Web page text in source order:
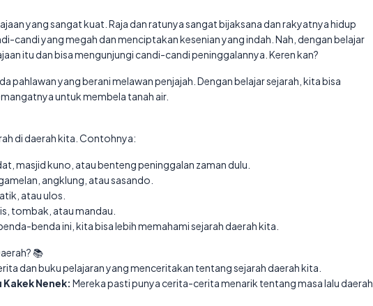
yang sangat kuat. Raja dan ratunya sangat bijaksana dan rakyatnya hidup
candi yang megah dan menciptakan kesenian yang indah. Nah, dengan belajar
itu dan bisa mengunjungi candi-candi peninggalannya. Keren kan?
pahlawan yang berani melawan penjajah. Dengan belajar sejarah, kita bisa
untuk membela tanah air.
di daerah kita. Contohnya:
masjid kuno, atau benteng peninggalan zaman dulu.
angklung, atau sasando.
atau ulos.
tombak, atau mandau.
benda ini, kita bisa lebih memahami sejarah daerah kita.
📚
dan buku pelajaran yang menceritakan tentang sejarah daerah kita.
Nenek: Mereka pasti punya cerita-cerita menarik tentang masa lalu daerah